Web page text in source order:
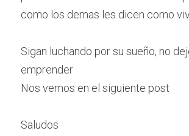
como los demas les dicen como
Sigan luchando por su sueño, no
emprender
Nos vemos en el siguiente post
Saludos